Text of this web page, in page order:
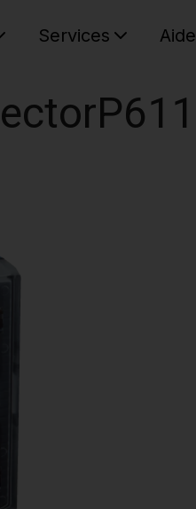
Services Aide